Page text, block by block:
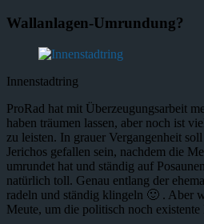
Wallanlagen-Umrundung?
Innenstadtring
ProRad hat mit Überzeugungsarbeit
haben träumen lassen, aber noch ist
zu leisten. In grauer Vergangenheit
Jerichos gefallen sein, nachdem die
umrundet hat und ständig auf
natürlich toll. Genau entlang der
radeln und ständig klingeln 🙂 . Aber
Meute, um die politisch noch